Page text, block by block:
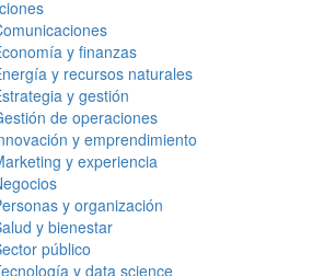
y finanzas
y recursos naturales
y gestión
de operaciones
y emprendimiento
y experiencia
y organización
y bienestar
público
y data science